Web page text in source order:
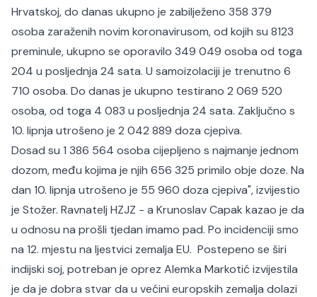
Hrvatskoj, do danas ukupno je zabilježeno 358 379
osoba zaraženih novim koronavirusom, od kojih su 8123
preminule, ukupno se oporavilo 349 049 osoba od toga
204 u posljednja 24 sata. U samoizolaciji je trenutno 6
710 osoba. Do danas je ukupno testirano 2 069 520
osoba, od toga 4 083 u posljednja 24 sata. Zaključno s
10. lipnja utrošeno je 2 042 889 doza cjepiva.
Dosad su 1 386 564 osoba cijepljeno s najmanje jednom
dozom, među kojima je njih 656 325 primilo obje doze. Na
dan 10. lipnja utrošeno je 55 960 doza cjepiva", izvijestio
je Stožer. Ravnatelj HZJZ - a Krunoslav Capak kazao je da
u odnosu na prošli tjedan imamo pad. Po incidenciji smo
na 12. mjestu na ljestvici zemalja EU. Postepeno se širi
indijski soj, potreban je oprez Alemka Markotić izvijestila
je da je dobra stvar da u većini europskih zemalja dolazi